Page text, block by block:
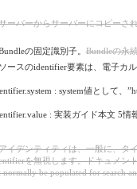
ーバーからサーバーにコピーさ
の固定識別子。Bundleの永
ースのidentifier要素は、電子カ
: system値として、
: 実装ガイド本文 5
イデンティティは、一般に、タ
を無視します。ドキュメン
be populated for search